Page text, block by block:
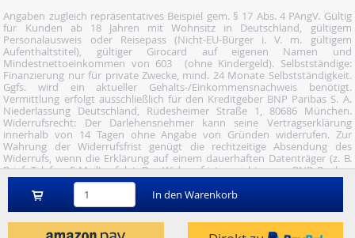
In den Warenkorb
Angaben zugleich repräsentatives Beispiel gem. § 17 Abs. 4 PAngV. Gültig
für Kunden ab 18 Jahren mit Wohnsitz in Deutschland, gültigem
Personalausweis oder Reisepass (Nicht-EU-Bürger i. V. m. gültigem
Aufenthaltstitel), gültiger Girocard auf eigenen Namen und
Mindestnettoeinkommen von 603  (ohne Kindergeld). Selbstständige:
Finanzierung nur für private Zwecke, mind. 24 Monate Selbstständigkeit.
Ggfs. wird ein aktueller Gehalts-/Einkommensnachweis benötigt.
Vermittlung erfolgt ausschließlich für den Kreditgeber BNP Paribas S. A.
Niederlassung Deutschland, Rüdesheimer Straße 1, 80686 München.
Widerrufsrecht: Der Darlehensnehmer kann seine Vertragserklärung
innerhalb von 14 Tagen ohne Angabe von Gründen widerrufen. Zur
Wahrung der Widerrufsfrist genügt die rechtzeitige Absendung des
Widerrufs, wenn die Erklärung auf einem dauerhaften Datenträger (z. B.
Brief, Telefax, E-Mail) erfolgt. Der Widerruf ist zu richten an: BNP Paribas
S.A. Niederlassung Deutschland, Wuhanstraße 5, 47051 Duisburg (Fax: 02
03/34 69 54-09; Tel.: 02 03/34 69 54-02; E- Mail:
widerruf@consorsfinanz.de).
Nutze unser Midnight-Shopping und bestelle versandkostenfrei.